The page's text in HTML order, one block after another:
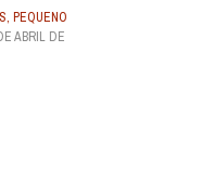
, PEQUENO
ABRIL DE